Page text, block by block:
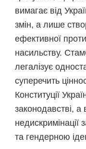
вимагає від
змін, а лише
ефективної
насильству.
легалізує
суперечить
Конституції
законодавстві,
недискримінації
та гендерною